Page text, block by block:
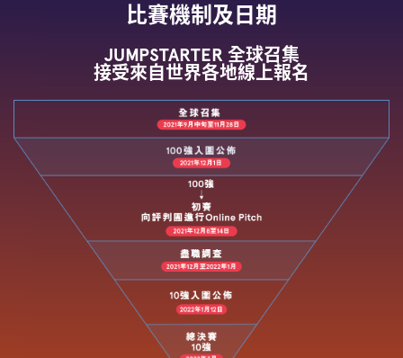
比賽機制及日期
JUMPSTARTER 全球召集
接受來自世界各地線上報名